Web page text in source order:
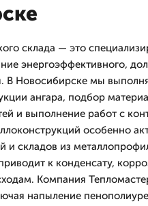
склада — это
энергоэффективного,
В Новосибирске мы
ангара, подбор
и выполнение работ с
особенно
и складов из
к конденсату,
Компания
напыление